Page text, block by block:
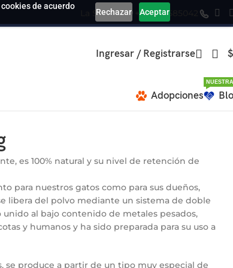
de acuerdo
Rechazar Aceptar
La Serena +569 39585042
Ingresar / Registrarse $
Adopciones
es 100% natural y su nivel de retención de
para nuestros gatos como para sus dueños,
libera del polvo mediante un sistema de doble
al bajo contenido de metales pesados,
y humanos y ha sido preparada para su uso a
se produce a partir de un tipo muy especial de